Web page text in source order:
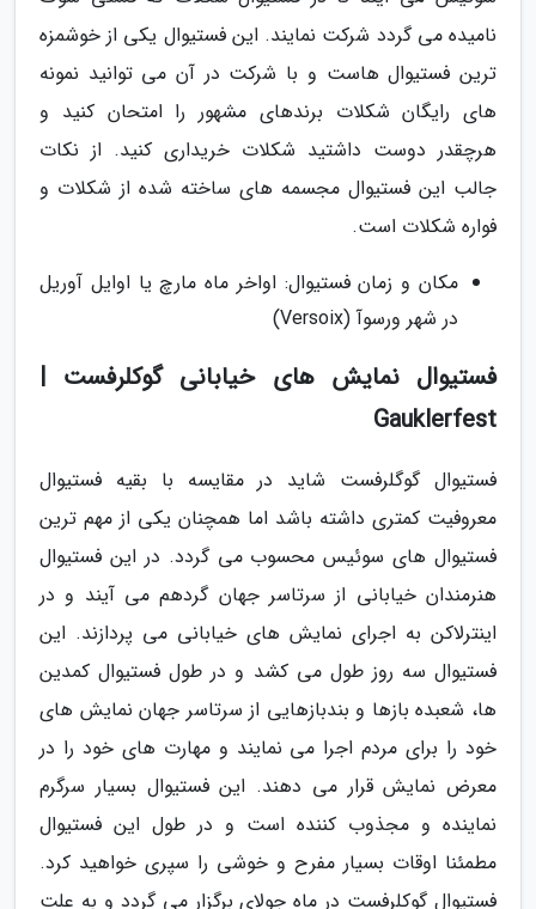
نامیده می گردد شرکت نمایند. این فستیوال یکی از خوشمزه
ترین فستیوال هاست و با شرکت در آن می توانید نمونه
های رایگان شکلات برندهای مشهور را امتحان کنید و
هرچقدر دوست داشتید شکلات خریداری کنید. از نکات
جالب این فستیوال مجسمه های ساخته شده از شکلات و
فواره شکلات است.
مکان و زمان فستیوال: اواخر ماه مارچ یا اوایل آوریل
در شهر ورسوآ (Versoix)
فستیوال نمایش های خیابانی گوکلرفست |
Gauklerfest
فستیوال گوگلرفست شاید در مقایسه با بقیه فستیوال
معروفیت کمتری داشته باشد اما همچنان یکی از مهم ترین
فستیوال های سوئیس محسوب می گردد. در این فستیوال
هنرمندان خیابانی از سرتاسر جهان گردهم می آیند و در
اینترلاکن به اجرای نمایش های خیابانی می پردازند. این
فستیوال سه روز طول می کشد و در طول فستیوال کمدین
ها، شعبده بازها و بندبازهایی از سرتاسر جهان نمایش های
خود را برای مردم اجرا می نمایند و مهارت های خود را در
معرض نمایش قرار می دهند. این فستیوال بسیار سرگرم
نماینده و مجذوب کننده است و در طول این فستیوال
مطمئنا اوقات بسیار مفرح و خوشی را سپری خواهید کرد.
فستیوال گوکلرفست در ماه جولای برگزار می گردد و به علت